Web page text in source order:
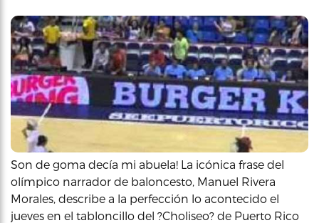
Son de goma decía mi abuela! La icónica frase del
olímpico narrador de baloncesto, Manuel Rivera
Morales, describe a la perfección lo acontecido el
jueves en el tabloncillo del ?Choliseo? de Puerto Rico